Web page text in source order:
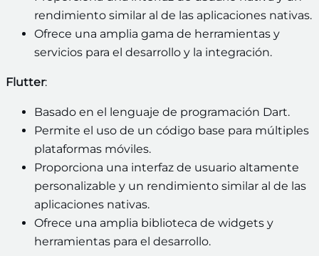
rendimiento similar al de las aplicaciones nativas.
Ofrece una amplia gama de herramientas y
servicios para el desarrollo y la integración.
Flutter:
Basado en el lenguaje de programación Dart.
Permite el uso de un código base para múltiples
plataformas móviles.
Proporciona una interfaz de usuario altamente
personalizable y un rendimiento similar al de las
aplicaciones nativas.
Ofrece una amplia biblioteca de widgets y
herramientas para el desarrollo.